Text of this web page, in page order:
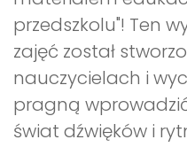
przedszkolu"! Ten
zajęć został
nauczycielach i
pragną
świat dźwięków i